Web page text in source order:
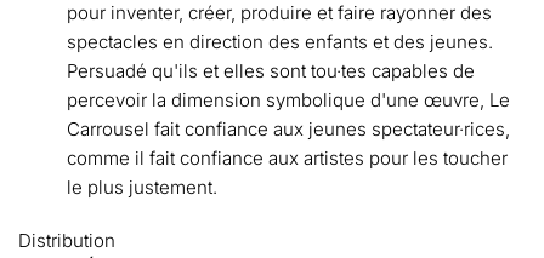
pour inventer, créer, produire et faire rayonner des
spectacles en direction des enfants et des jeunes.
Persuadé qu'ils et elles sont tou·tes capables de
percevoir la dimension symbolique d'une œuvre, Le
Carrousel fait confiance aux jeunes spectateur·rices,
comme il fait confiance aux artistes pour les toucher
le plus justement.
Distribution